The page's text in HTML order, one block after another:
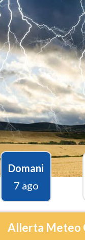
Domani
7 ago
Allerta Meteo